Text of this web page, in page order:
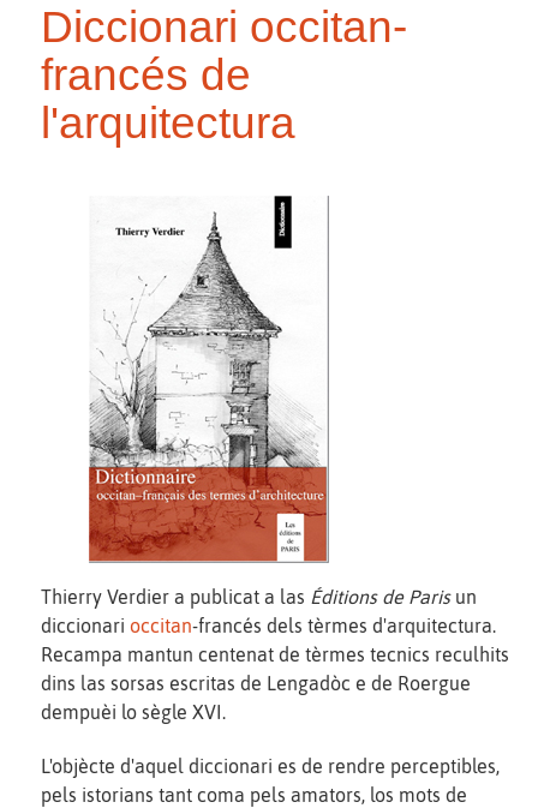
Diccionari occitan-
francés de
l'arquitectura
Thierry Verdier a publicat a las Éditions de Parisun
diccionari occitan-francés dels tèrmes d'arquitectura.
Recampa mantun centenat de tèrmes tecnics reculhits
dins las sorsas escritas de Lengadòc e de Roergue
dempuèi lo sègle XVI.
L'objècte d'aquel diccionari es de rendre perceptibles,
pels istorians tant coma pels amators, los mots de